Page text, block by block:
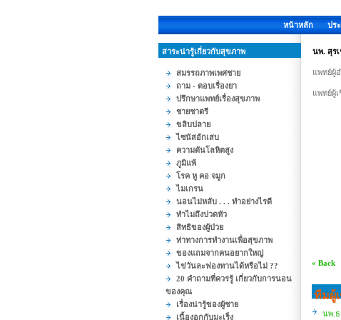
หน้าหลัก ปร
สาระน่ารู้เกี่ยวกับสุขภาพ
สมรรถภาพเพศชาย
ถาม - ตอบเรื่องยา
ปรึกษาแพทย์เรื่องสุขภาพ
ชายชาตรี
ขลิบปลาย
ไซนัสอักเสบ
ความดันโลหิตสูง
ภูมิแพ้
โรค หู คอ จมูก
ไมเกรน
นอนไม่หลับ . . . ทำอย่างไรดี
ทำไมถึงปวดหัว
สิทธิของผู้ป่วย
ท่าทางการทำงานเพื่อสุขภาพ
ของแถมจากคนอยากใหญ่
ไข่วันละฟองทานได้หรือไม่ ??
20 คำถามที่ควรรู้ เกี่ยวกับการนอน
ของคุณ
เรื่องน่ารู้ของผู้ชาย
เนื้องอกกับมะเร็ง
นพ. สุร
แพทย์ผู้
แพทย์ผู้
« Back
ทีมผู้
นพ.ธ